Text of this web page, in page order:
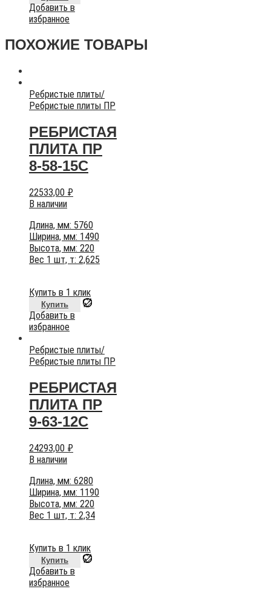
Добавить в
избранное
ПОХОЖИЕ ТОВАРЫ
Ребристые плиты/
Ребристые плиты ПР
РЕБРИСТАЯ
ПЛИТА ПР
8-58-15С
22533,00 ₽
В наличии
Длина, мм: 5760
Ширина, мм: 1490
Высота, мм: 220
Вес 1 шт, т: 2,625
Купить в 1 клик
Купить
Добавить в
избранное
Ребристые плиты/
Ребристые плиты ПР
РЕБРИСТАЯ
ПЛИТА ПР
9-63-12С
24293,00 ₽
В наличии
Длина, мм: 6280
Ширина, мм: 1190
Высота, мм: 220
Вес 1 шт, т: 2,34
Купить в 1 клик
Купить
Добавить в
избранное